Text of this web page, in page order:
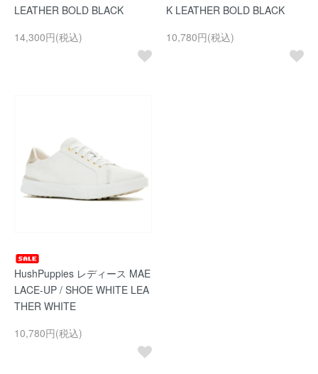
LEATHER BOLD BLACK
14,300円(税込)
K LEATHER BOLD BLACK
10,780円(税込)
HushPuppies レディース MAE
LACE-UP / SHOE WHITE LEA
THER WHITE
10,780円(税込)